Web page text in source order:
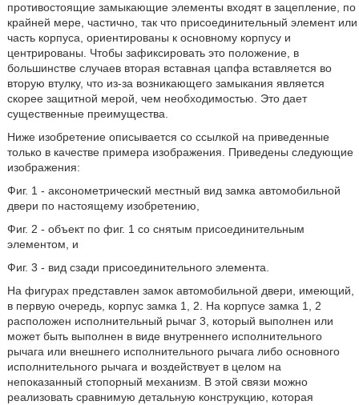
противостоящие замыкающие элементы входят в зацепление, по
крайней мере, частично, так что присоединительный элемент или
часть корпуса, ориентированы к основному корпусу и
центрированы. Чтобы зафиксировать это положение, в
большинстве случаев вторая вставная цапфа вставляется во
вторую втулку, что из-за возникающего замыкания является
скорее защитной мерой, чем необходимостью. Это дает
существенные преимущества.
Ниже изобретение описывается со ссылкой на приведенные
только в качестве примера изображения. Приведены следующие
изображения:
Фиг. 1 - аксонометрический местный вид замка автомобильной
двери по настоящему изобретению,
Фиг. 2 - объект по фиг. 1 со снятым присоединительным
элементом, и
Фиг. 3 - вид сзади присоединительного элемента.
На фигурах представлен замок автомобильной двери, имеющий,
в первую очередь, корпус замка 1, 2. На корпусе замка 1, 2
расположен исполнительный рычаг 3, который выполнен или
может быть выполнен в виде внутреннего исполнительного
рычага или внешнего исполнительного рычага либо основного
исполнительного рычага и воздействует в целом на
непоказанный стопорный механизм. В этой связи можно
реализовать сравнимую детальную конструкцию, которая